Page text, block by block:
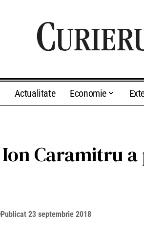
Actualitate Economie
Caramitru
Publicat 23 septembrie 2018